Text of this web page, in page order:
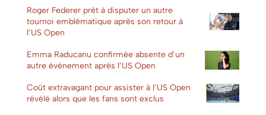
Roger Federer prêt à disputer un autre
tournoi emblématique après son retour à
l’US Open
Emma Raducanu confirmée absente d’un
autre événement après l’US Open
Coût extravagant pour assister à l’US Open
révélé alors que les fans sont exclus